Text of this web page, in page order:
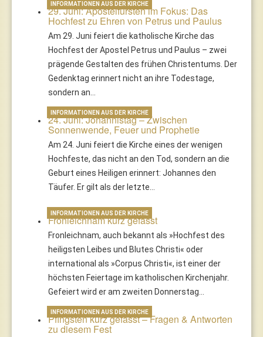
29. Juni: Apostelfürsten im Fokus: Das
Hochfest zu Ehren von Petrus und Paulus
Am 29. Juni feiert die katholische Kirche das
Hochfest der Apostel Petrus und Paulus – zwei
prägende Gestalten des frühen Christentums. Der
Gedenktag erinnert nicht an ihre Todestage,
sondern an…
INFORMATIONEN AUS DER KIRCHE
24. Juni: Johannistag – Zwischen
Sonnenwende, Feuer und Prophetie
Am 24. Juni feiert die Kirche eines der wenigen
Hochfeste, das nicht an den Tod, sondern an die
Geburt eines Heiligen erinnert: Johannes den
Täufer. Er gilt als der letzte…
INFORMATIONEN AUS DER KIRCHE
Fronleichnam kurz gefasst
Fronleichnam, auch bekannt als »Hochfest des
heiligsten Leibes und Blutes Christi« oder
international als »Corpus Christi«, ist einer der
höchsten Feiertage im katholischen Kirchenjahr.
Gefeiert wird er am zweiten Donnerstag…
INFORMATIONEN AUS DER KIRCHE
Pfingsten kurz gefasst – Fragen & Antworten
zu diesem Fest
INFORMATIONEN AUS DER KIRCHE